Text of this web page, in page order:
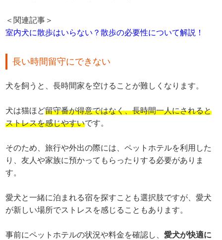
＜関連記事＞
室内犬に散歩はいらない？散歩の必要性について解説！
長い時間留守にできない
犬を飼うと、長時間家を空けることが難しくなります。
犬は猫ほど留守番が得意ではなく、長時間一人にされると
ストレスを感じやすいです。
そのため、旅行や外出の際には、ペットホテルを利用した
り、友人や家族に預かってもらったりする必要がありま
す。
愛犬と一緒に泊まれる宿を探すことも選択肢ですが、愛犬
が新しい場所でストレスを感じることもあります。
事前にペットホテルの状況や料金を確認し、愛犬が快適に